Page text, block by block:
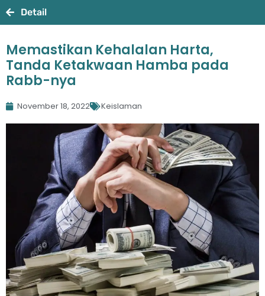
Detail
Memastikan Kehalalan Harta,
Tanda Ketakwaan Hamba pada
Rabb-nya
November 18, 2022 Keislaman